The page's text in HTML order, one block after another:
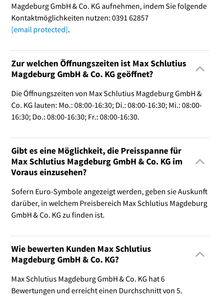
Magdeburg GmbH & Co. KG aufnehmen, indem Sie folgende
Kontaktmöglichkeiten nutzen: 0391 62857
[email protected].
Zur welchen Öffnungszeiten ist Max Schlutius
Magdeburg GmbH & Co. KG geöffnet?
Die Öffnungszeiten von Max Schlutius Magdeburg GmbH &
Co. KG lauten: Mo.: 08:00-16:30; Di.: 08:00-16:30; Mi.: 08:00-
16:30; Do.: 08:00-16:30; Fr.: 08:00-16:30.
Gibt es eine Möglichkeit, die Preisspanne für
Max Schlutius Magdeburg GmbH & Co. KG im
Voraus einzusehen?
Sofern Euro-Symbole angezeigt werden, geben sie Auskunft
darüber, in welchem Preisbereich Max Schlutius Magdeburg
GmbH & Co. KG zu finden ist.
Wie bewerten Kunden Max Schlutius
Magdeburg GmbH & Co. KG?
Max Schlutius Magdeburg GmbH & Co. KG hat 6
Bewertungen und erreicht einen Durchschnitt von 5.